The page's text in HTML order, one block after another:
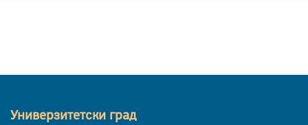
Универзитетски град